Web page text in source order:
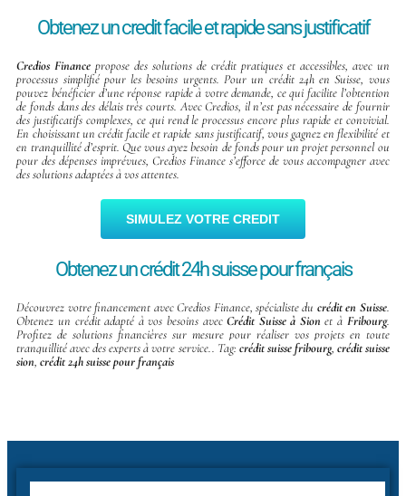
Obtenez un credit facile et rapide sans justificatif
Credios Finance propose des solutions de crédit pratiques et accessibles, avec un
processus simplifié pour les besoins urgents. Pour un crédit 24h en Suisse, vous
pouvez bénéficier d’une réponse rapide à votre demande, ce qui facilite l’obtention
de fonds dans des délais très courts. Avec Credios, il n’est pas nécessaire de fournir
des justificatifs complexes, ce qui rend le processus encore plus rapide et convivial.
En choisissant un crédit facile et rapide sans justificatif, vous gagnez en flexibilité et
en tranquillité d’esprit. Que vous ayez besoin de fonds pour un projet personnel ou
pour des dépenses imprévues, Credios Finance s’efforce de vous accompagner avec
des solutions adaptées à vos attentes.
SIMULEZ VOTRE CREDIT
Obtenez un crédit 24h suisse pour français
Découvrez votre financement avec Credios Finance, spécialiste du crédit en Suisse.
Obtenez un crédit adapté à vos besoins avecCrédit Suisse à Sion et à Fribourg.
Profitez de solutions financières sur mesure pour réaliser vos projets en toute
tranquillité avec des experts à votre service.. Tag: crédit suisse fribourg, crédit suisse
sion,crédit 24h suisse pour français